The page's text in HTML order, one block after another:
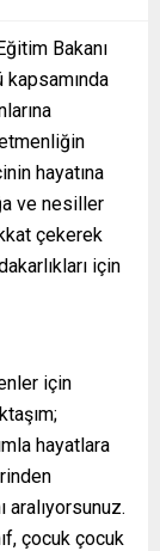
Bakanı
kapsamında
hayatına
ve nesiller
çekerek
için
için
hayatlara
aralıyorsunuz.
çocuk çocuk